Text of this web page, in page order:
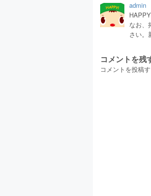
admin
なお、
さい。
コメントを残
コメントを投稿